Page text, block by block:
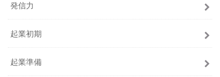
発信力
起業初期
起業準備